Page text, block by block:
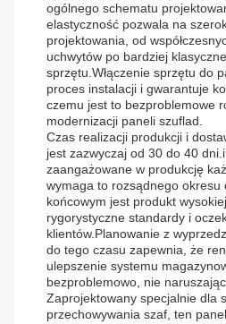
ogólnego schematu
elastyczność pozwala na
projektowania, od
uchwytów po bardziej
sprzętu.Włączenie sprzętu do
proces instalacji i gwarantuje
czemu jest to bezproblemowe
modernizacji paneli szuflad.
Czas realizacji produkcji i
jest zazwyczaj od 30 do 40
zaangażowane w produkcję
wymaga to rozsądnego okresu
końcowym jest produkt
rygorystyczne standardy i
klientów.Planowanie z
do tego czasu zapewnia, że
ulepszenie systemu
bezproblemowo, nie
Zaprojektowany specjalnie dla
przechowywania szaf, ten